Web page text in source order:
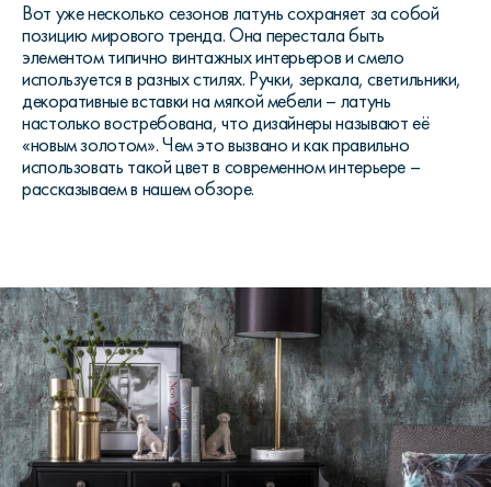
Вот уже несколько сезонов латунь сохраняет за собой
позицию мирового тренда. Она перестала быть
элементом типично винтажных интерьеров и смело
используется в разных стилях. Ручки, зеркала, светильники,
декоративные вставки на мягкой мебели – латунь
настолько востребована, что дизайнеры называют её
«новым золотом». Чем это вызвано и как правильно
использовать такой цвет в современном интерьере –
рассказываем в нашем обзоре.